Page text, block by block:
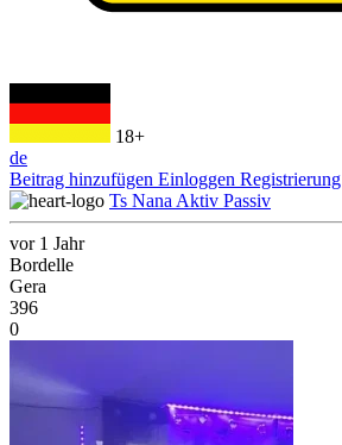
18+
de
Beitrag hinzufügen Einloggen Registrierung
Ts Nana Aktiv Passiv
vor 1 Jahr
Bordelle
Gera
396
0